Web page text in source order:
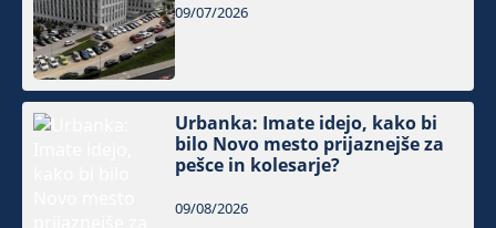
09/07/2026
Urbanka: Imate idejo, kako bi
bilo Novo mesto prijaznejše za
pešce in kolesarje?
09/08/2026